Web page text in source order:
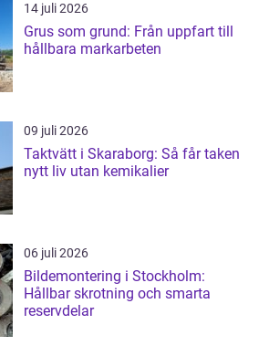
14 juli 2026
Grus som grund: Från uppfart till
hållbara markarbeten
09 juli 2026
Taktvätt i Skaraborg: Så får taken
nytt liv utan kemikalier
06 juli 2026
Bildemontering i Stockholm:
Hållbar skrotning och smarta
reservdelar